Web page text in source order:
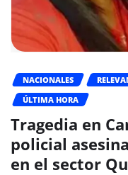
NACIONALES
ÚLTIMA HORA
Tragedia en
policial
en el sector